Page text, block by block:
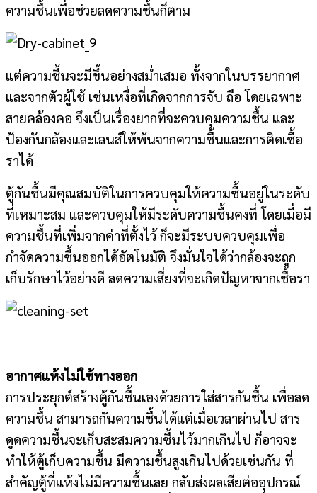
ความชื้นเพื่อช่วยลดความชื้นก็ตาม
แต่ความชื้นจะมีขึ้นอย่างสม่ำเสมอ ทั้งจากในบรรยากาศ
และจากตัวผู้ใช้ เช่นเหงื่อที่เกิดจากการจับ ถือ โดยเฉพาะ
สายคล้องคอ จึงเป็นเรื่องยากที่จะควบคุมความชื้น และ
ป้องกันกล้องและเลนส์ให้พ้นจากความชื้นและการติดเชื้อ
ราได้
ตู้กันชื้นมีคุณสมบัติในการควบคุมให้ความชื้นอยู่ในระดับ
ที่เหมาะสม และควบคุมให้มีระดับความชื้นคงที่ โดยเมื่อมี
ความชื้นที่เพิ่มจากค่าที่ตั้งไว้ ก็จะมีระบบควบคุมเพื่อ
กำจัดความชื้นออกได้อัตโนมัติ จึงมั่นใจได้ว่ากล้องจะถูก
เก็บรักษาไว้อย่างดี ลดความเสี่ยงที่จะเกิดปัญหาจากเชื้อรา
อากาศแห้งไม่ใช้ทางออก
การประยุกต์สร้างตู้กันชื้นเองด้วยการใส่สารกันชื้น เพื่อลด
ความชื้น สามารถกันความชื้นได้แต่เมื่อเวลาผ่านไป สาร
ดูดความชื้นจะเก็บสะสมความชื้นไว้มากเกินไป ก็อาจจะ
ทำให้ตู้เก็บความชื้น มีความชื้นสูงเกินไปด้วยเช่นกัน ที่
สำคัญตู้ที่แห้งไม่มีความชื้นเลย กลับส่งผลเสียต่ออุปกรณ์